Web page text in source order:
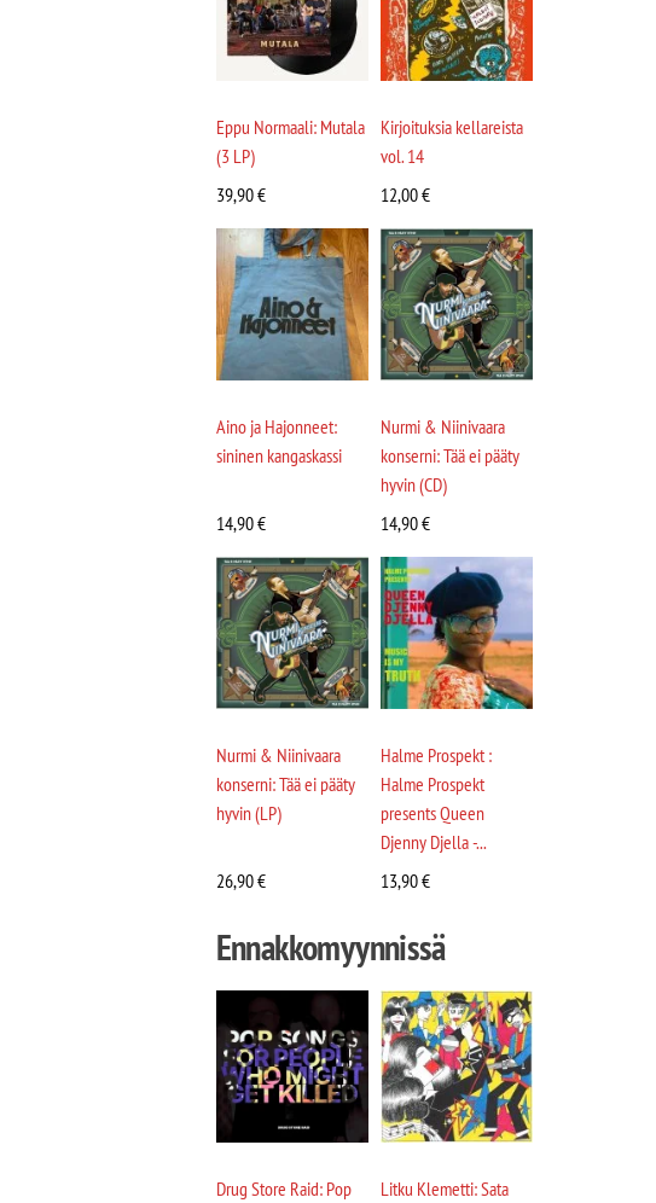
Eppu Normaali: Mutala
(3 LP)
39,90€
Kirjoituksia kellareista
vol. 14
12,00€
Aino ja Hajonneet:
sininen kangaskassi
14,90€
Nurmi & Niinivaara
konserni: Tää ei pääty
hyvin (CD)
14,90€
Nurmi & Niinivaara
konserni: Tää ei pääty
hyvin (LP)
26,90€
Halme Prospekt :
Halme Prospekt
presents Queen
Djenny Djella -...
13,90€
Ennakkomyynnissä
Drug Store Raid: Pop
Litku Klemetti: Sata